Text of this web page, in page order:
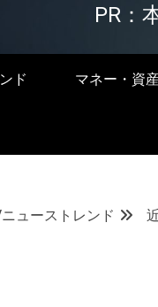
PR：
ド マネー・資
ューストレンド